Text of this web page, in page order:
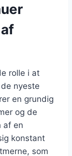
rolle i at
nyeste
en grundig
og de
af en
konstant
som